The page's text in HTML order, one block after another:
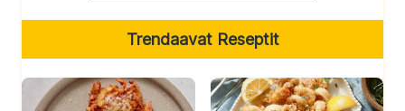
Trendaavat Reseptit